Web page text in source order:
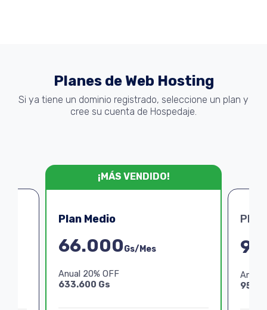
Planes de Web Hosting
Si ya tiene un dominio registrado, seleccione un plan y
cree su cuenta de Hospedaje.
¡MÁS VENDIDO!
Plan Medio
66.000Gs/Mes
Anual 20% OFF
633.600 Gs
Plan
Anual